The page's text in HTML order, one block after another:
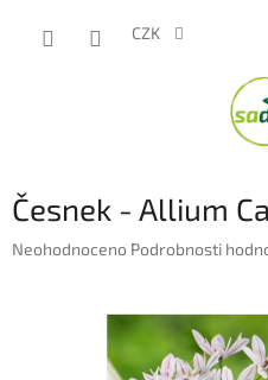
CZK
Česnek - Allium
Průměrné
Neohodnoceno Podrobnosti